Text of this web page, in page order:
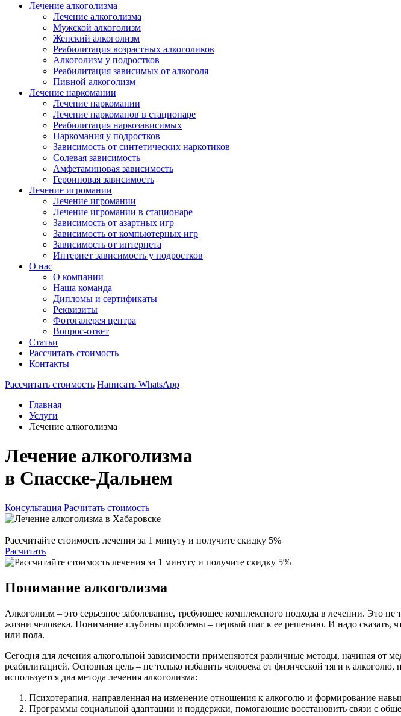
Лечение алкоголизма
Лечение алкоголизма
Мужской алкоголизм
Женский алкоголизм
Реабилитация возрастных алкоголиков
Алкоголизм у подростков
Реабилитация зависимых от алкоголя
Пивной алкоголизм
Лечение наркомании
Лечение наркомании
Лечение наркоманов в стационаре
Реабилитация наркозависимых
Наркомания у подростков
Зависимость от синтетических наркотиков
Солевая зависимость
Амфетаминовая зависимость
Героиновая зависимость
Лечение игромании
Лечение игромании
Лечение игромании в стационаре
Зависимость от азартных игр
Зависимость от компьютерных игр
Зависимость от интернета
Интернет зависимость у подростков
О нас
О компании
Наша команда
Дипломы и сертификаты
Реквизиты
Фотогалерея центра
Вопрос-ответ
Статьи
Рассчитать стоимость
Контакты
Рассчитать стоимость Написать WhatsApp
Главная
Услуги
Лечение алкоголизма
Лечение алкоголизма
в Спасске-Дальнем
Консультация Расчитать стоимость
Рассчитайте стоимость лечения за 1 минуту и получите скидку 5%
Расчитать
Понимание алкоголизма
Алкоголизм – это серьезное заболевание, требующее комплексного подхода в лечении. Это
жизни человека. Понимание глубины проблемы – первый шаг к ее решению. И надо сказать,
или пола.
Сегодня для лечения алкогольной зависимости применяются различные методы, начиная от
реабилитацией. Основная цель – не только избавить человека от физической тяги к
используется два метода лечения алкоголизма:
Психотерапия, направленная на изменение отношения к алкоголю и формирование
Программы социальной адаптации и поддержки, помогающие восстановить связи с